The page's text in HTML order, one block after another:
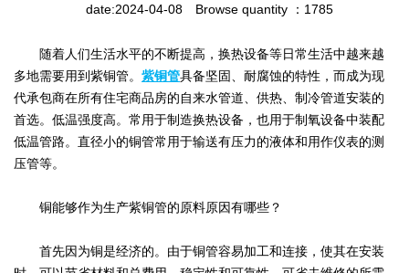
date:2024-04-08 Browse quantity ：1785
随着人们生活水平的不断提高，换热设备等日常生活中越来越
多地需要用到紫铜管。 紫铜管具备坚固、耐腐蚀的特性，而成为现
代承包商在所有住宅商品房的自来水管道、供热、制冷管道安装的
首选。低温强度高。常用于制造换热设备，也用于制氧设备中装配
低温管路。直径小的铜管常用于输送有压力的液体和用作仪表的测
压管等。
铜能够作为生产紫铜管的原料原因有哪些？
首先因为铜是经济的。由于铜管容易加工和连接，使其在安装